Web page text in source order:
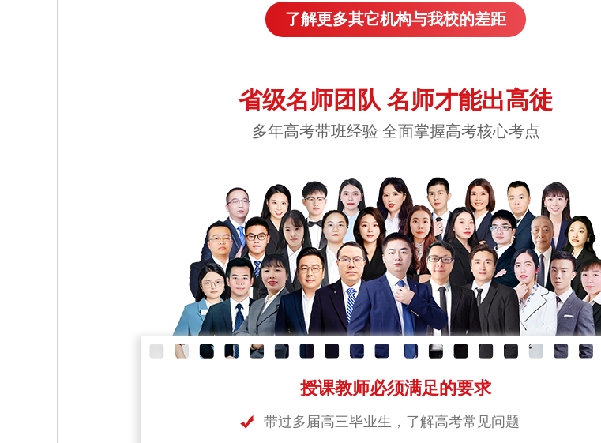
了解更多其它机构与我校的差距
省级名师团队 名师才能出高徒
多年高考带班经验 全面掌握高考核心考点
授课教师必须满足的要求
带过多届高三毕业生，了解高考常见问题